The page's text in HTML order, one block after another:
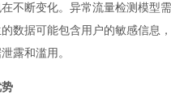
不断变化。异常流量检测模型
的数据可能包含用户的敏感信息
露和滥用。